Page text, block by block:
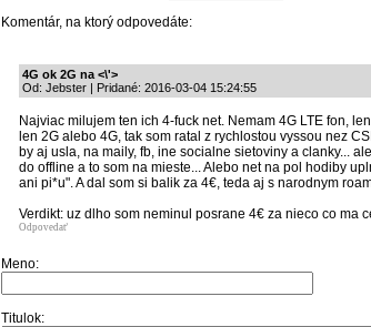
Komentár, na ktorý odpovedáte:
4G ok 2G na <\'>
Od: Jebster | Pridané: 2016-03-04 15:24:55
Najviac milujem ten ich 4-fuck net. Nemam 4G LTE fon,
len 2G alebo 4G, tak som ratal z rychlostou vyssou nez
by aj usla, na maily, fb, ine socialne sietoviny a clanky...
do offline a to som na mieste... Alebo net na pol hodiby
ani pi*u". A dal som si balik za 4€, teda aj s narodnym
Verdikt: uz dlho som neminul posrane 4€ za nieco co ma
Odpovedať
Meno:
Titulok: